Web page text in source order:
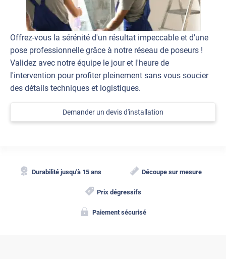
Offrez-vous la sérénité d'un résultat impeccable et d'une
pose professionnelle grâce à notre réseau de poseurs !
Validez avec notre équipe le jour et l'heure de
l'intervention pour profiter pleinement sans vous soucier
des détails techniques et logistiques.
Demander un devis d'installation
Durabilité jusqu'à 15 ans Découpe sur mesure
Prix dégressifs
Paiement sécurisé